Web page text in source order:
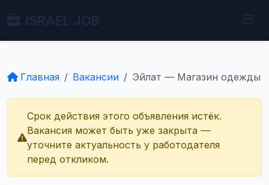
Главная Вакансии Эйлат — Магазин одежды
Срок действия этого объявления истёк.
Вакансия может быть уже закрыта —
уточните актуальность у работодателя
перед откликом.